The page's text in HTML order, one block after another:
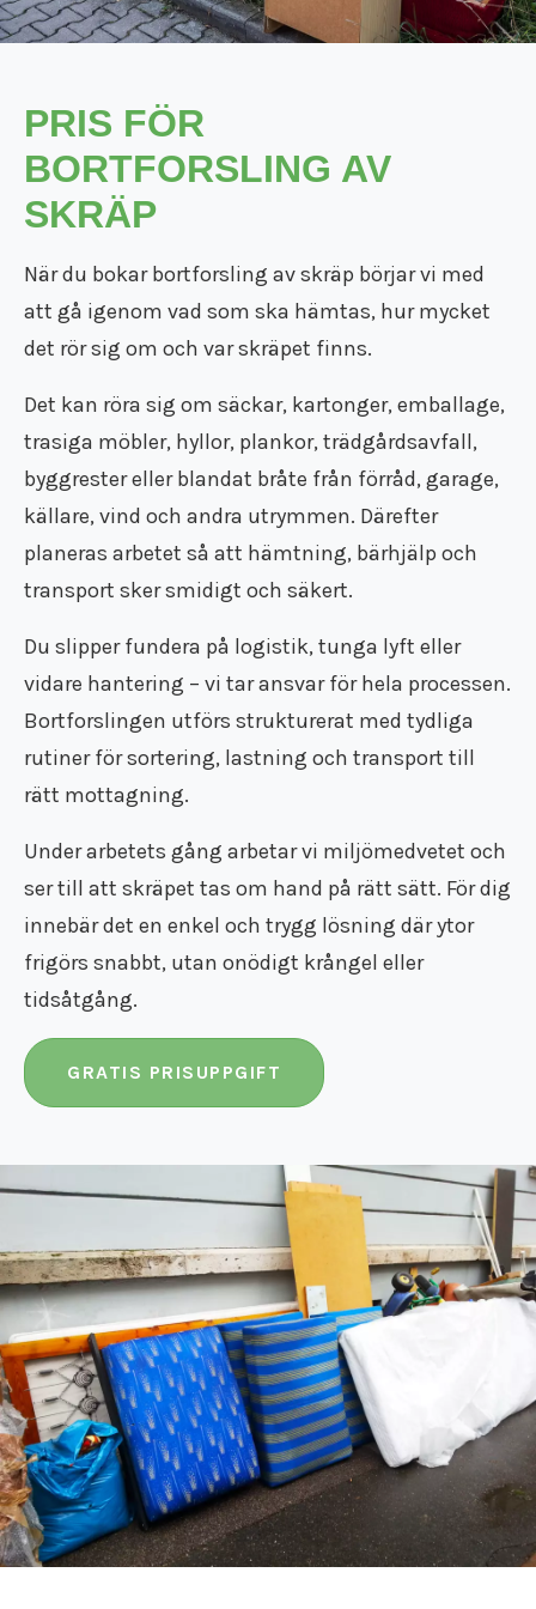
Flyttfirma Tumba
Flyttfirma Tyresö
Flyttfirma Vingåker
Flyttfirma Ydre
Flyttfirma Åkers Styckebruk
Flyttfirma Åland
Flyttfirma Ödeshög
Flyttfirma Söderort
Flyttfirma Västmanland
Internationell flyttfirma
PRIS FÖR
BORTFORSLING AV
SKRÄP
När du bokar bortforsling av skräp börjar vi med
att gå igenom vad som ska hämtas, hur mycket
det rör sig om och var skräpet finns.
Det kan röra sig om säckar, kartonger, emballage,
trasiga möbler, hyllor, plankor, trädgårdsavfall,
byggrester eller blandat bråte från förråd, garage,
källare, vind och andra utrymmen. Därefter
planeras arbetet så att hämtning, bärhjälp och
transport sker smidigt och säkert.
Du slipper fundera på logistik, tunga lyft eller
vidare hantering – vi tar ansvar för hela processen.
Bortforslingen utförs strukturerat med tydliga
rutiner för sortering, lastning och transport till
rätt mottagning.
Under arbetets gång arbetar vi miljömedvetet och
ser till att skräpet tas om hand på rätt sätt. För dig
innebär det en enkel och trygg lösning där ytor
frigörs snabbt, utan onödigt krångel eller
tidsåtgång.
GRATIS PRISUPPGIFT